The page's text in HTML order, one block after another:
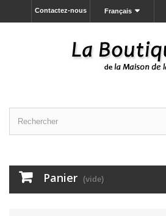
Français
Contactez-nous
Panier (vide)